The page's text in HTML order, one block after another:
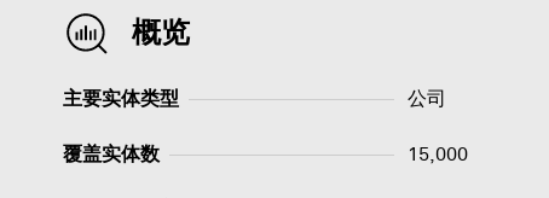
概览
主要实体类型 公司
覆盖实体数 15,000